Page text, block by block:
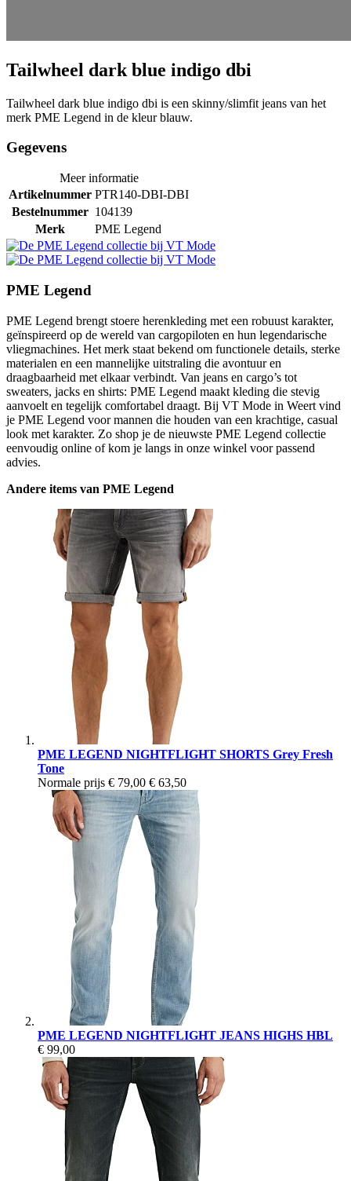
Tailwheel dark blue indigo dbi
Tailwheel dark blue indigo dbi is een skinny/slimfit jeans van het
merk PME Legend in de kleur blauw.
Gegevens
Meer informatie
Artikelnummer PTR140-DBI-DBI
Bestelnummer 104139
Merk
PME Legend
PME Legend
PME Legend brengt stoere herenkleding met een robuust karakter,
geïnspireerd op de wereld van cargopiloten en hun legendarische
vliegmachines. Het merk staat bekend om functionele details, sterke
materialen en een mannelijke uitstraling die avontuur en
draagbaarheid met elkaar verbindt. Van jeans en cargo’s tot
sweaters, jacks en shirts: PME Legend maakt kleding die stevig
aanvoelt en tegelijk comfortabel draagt. Bij VT Mode in Weert vind
je PME Legend voor mannen die houden van een krachtige, casual
look met karakter. Zo shop je de nieuwste PME Legend collectie
eenvoudig online of kom je langs in onze winkel voor passend
advies.
Andere items van PME Legend
PME LEGEND NIGHTFLIGHT SHORTS Grey Fresh
Tone
Normale prijs € 79,00 € 63,50
PME LEGEND NIGHTFLIGHT JEANS HIGHS HBL
€ 99,00